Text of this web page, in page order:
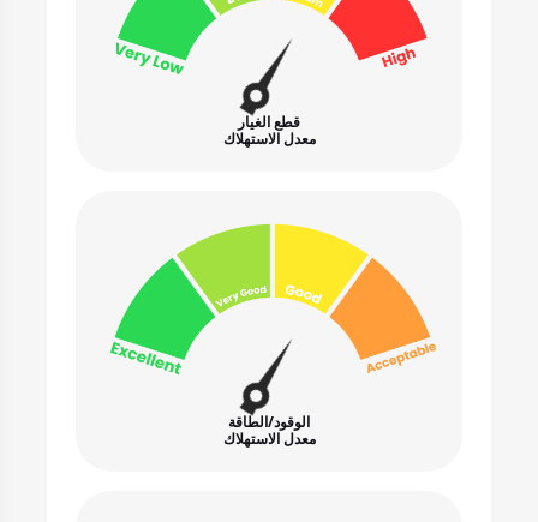
قطع الغيار
معدل الاستهلاك
الوقود/الطاقة
معدل الاستهلاك